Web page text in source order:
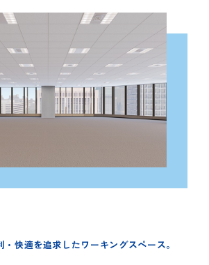
快適を追求したワーキングスペース。